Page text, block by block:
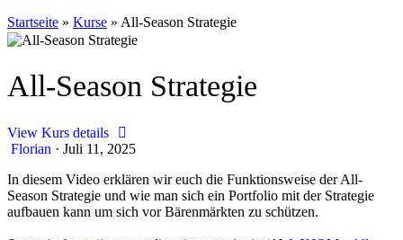
Startseite » Kurse » All-Season Strategie
All-Season Strategie
View Kurs details
Florian · Juli 11, 2025
In diesem Video erklären wir euch die Funktionsweise der All-
Season Strategie und wie man sich ein Portfolio mit der Strategie
aufbauen kann um sich vor Bärenmärkten zu schützen.